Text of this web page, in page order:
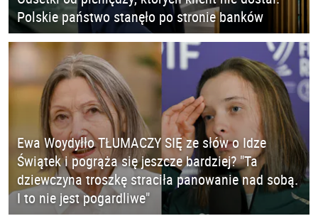
Polskie państwo stanęło po stronie banków
Ewa Woydyłło TŁUMACZY SIĘ ze słów o Idze
Świątek i pogrąża się jeszcze bardziej? "Ta
dziewczyna troszkę straciła panowanie nad sobą.
I to nie jest pogardliwe"